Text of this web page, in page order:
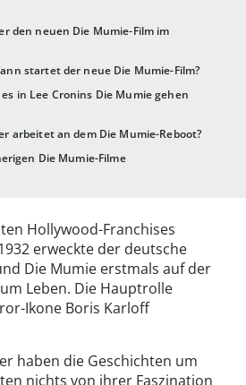
den neuen Die Mumie-Film im
startet der neue Die Mumie-Film?
in Lee Cronins Die Mumie gehen
arbeitet an dem Die Mumie-Reboot?
Die Mumie-Filme
Hollywood-Franchises
erweckte der deutsche
Die Mumie erstmals auf der
Leben. Die Hauptrolle
Ikone Boris Karloff
haben die Geschichten um
nichts von ihrer Faszination